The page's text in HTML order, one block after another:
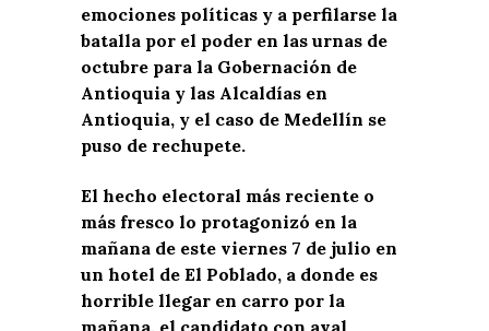
emociones políticas y a perfilarse la
batalla por el poder en las urnas de
octubre para la Gobernación de
Antioquia y las Alcaldías en
Antioquia, y el caso de Medellín se
puso de rechupete.
El hecho electoral más reciente o
más fresco lo protagonizó en la
mañana de este viernes 7 de julio en
un hotel de El Poblado, a donde es
horrible llegar en carro por la
mañana, el candidato con aval